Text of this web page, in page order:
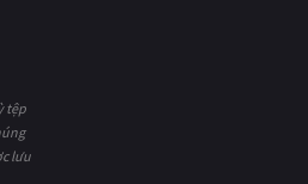
tệp
lưu